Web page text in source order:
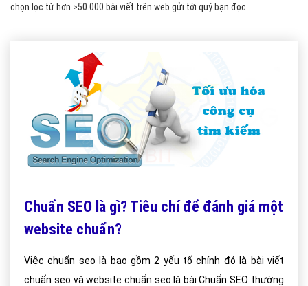
chọn lọc từ hơn >50.000 bài viết trên web gửi tới quý bạn đọc.
Chuẩn SEO là gì? Tiêu chí để đánh giá một
website chuẩn?
Việc chuẩn seo là bao gồm 2 yếu tố chính đó là bài viết
chuẩn seo và website chuẩn seo.là bài Chuẩn SEO thường